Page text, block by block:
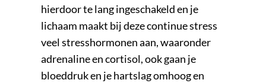
hierdoor te lang ingeschakeld en je
lichaam maakt bij deze continue stress
veel stresshormonen aan, waaronder
adrenaline en cortisol, ook gaan je
bloeddruk en je hartslag omhoog en